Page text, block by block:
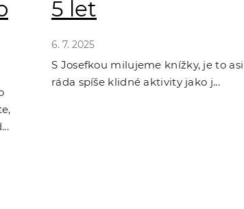
5 let
6. 7. 2025
S Josefkou milujeme knížky, je to
ráda spíše klidné aktivity jako j...